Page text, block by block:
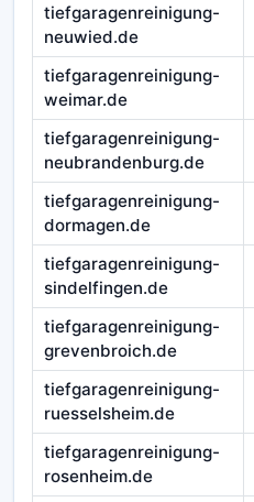
tiefgaragenreinigung-
neuwied.de
tiefgaragenreinigung-
weimar.de
tiefgaragenreinigung-
neubrandenburg.de
tiefgaragenreinigung-
dormagen.de
tiefgaragenreinigung-
sindelfingen.de
tiefgaragenreinigung-
grevenbroich.de
tiefgaragenreinigung-
ruesselsheim.de
tiefgaragenreinigung-
rosenheim.de